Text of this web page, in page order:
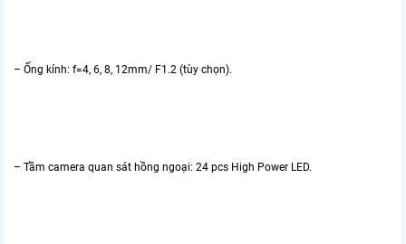
– Ống kính: f=4, 6, 8, 12mm/ F1.2 (tùy chọn).
– Tầm camera quan sát hồng ngoại: 24 pcs High Power LED.